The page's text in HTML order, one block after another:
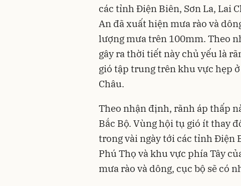
các tỉnh Điện Biên, Sơn La, Lai
An đã xuất hiện mưa rào và
lượng mưa trên 100mm. Theo
gây ra thời tiết này chủ yếu là
gió tập trung trên khu vực hẹp
Châu.
Theo nhận định, rãnh áp thấp
Bắc Bộ. Vùng hội tụ gió ít thay
trong vài ngày tới các tỉnh Điện
Phú Thọ và khu vực phía Tây
mưa rào và dông, cục bộ sẽ có